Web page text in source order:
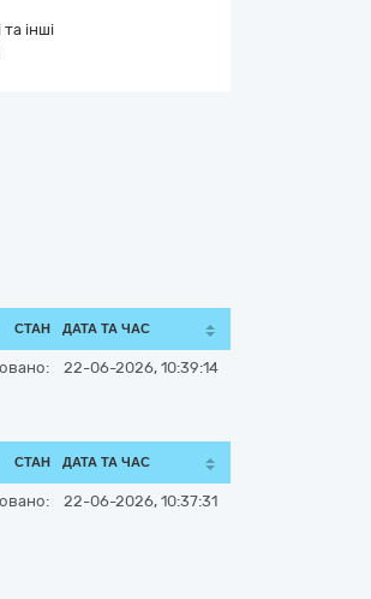
інші
СТАН ДАТА ТА ЧАС
22-06-2026, 10:39:14
СТАН ДАТА ТА ЧАС
22-06-2026, 10:37:31